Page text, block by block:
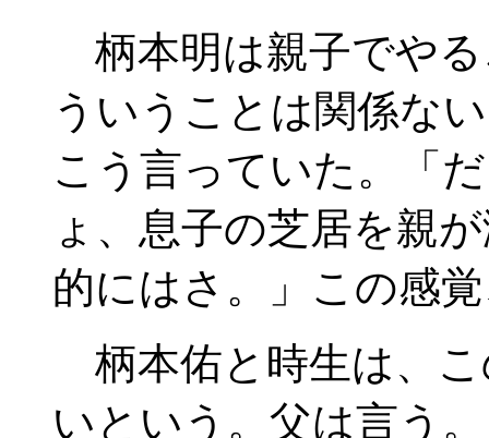
柄本明は親子でや
ういうことは関係な
こう言っていた。「
ょ、息子の芝居を親
的にはさ。」この感
柄本佑と時生は、
いという。父は言う